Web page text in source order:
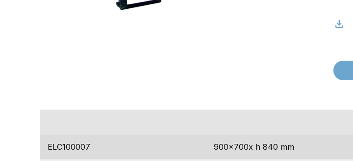
download
ELC100007 900x700x h 840 mm